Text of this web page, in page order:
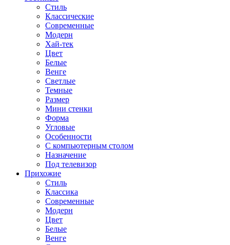
Стиль
Классические
Современные
Модерн
Хай-тек
Цвет
Белые
Венге
Светлые
Темные
Размер
Мини стенки
Форма
Угловые
Особенности
С компьютерным столом
Назначение
Под телевизор
Прихожие
Стиль
Классика
Современные
Модерн
Цвет
Белые
Венге